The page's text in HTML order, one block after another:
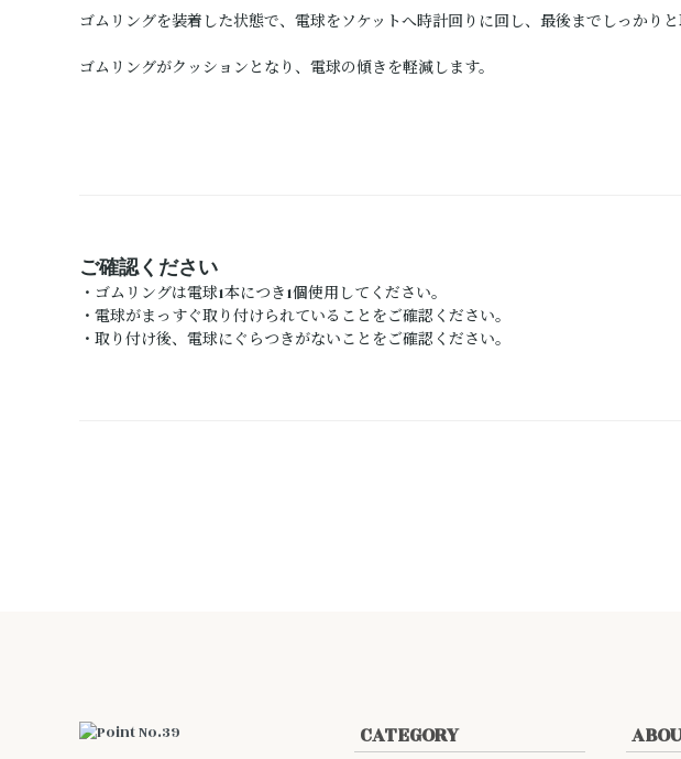
ゴムリングを装着した状態で、電球をソケットへ時計回りに回し、最後までしっかりと
ゴムリングがクッションとなり、電球の傾きを軽減します。
ご確認ください
・ゴムリングは電球1本につき1個使用してください。
・電球がまっすぐ取り付けられていることをご確認ください。
・取り付け後、電球にぐらつきがないことをご確認ください。
CATEGORY